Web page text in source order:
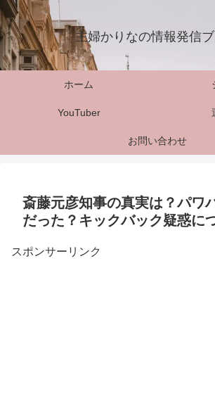
主婦かりなの情報発信
ホーム
YouTuber
お問い合わせ
斎藤元彦知事の真実は？パワ
だった？キックバック疑惑に
スポンサーリンク